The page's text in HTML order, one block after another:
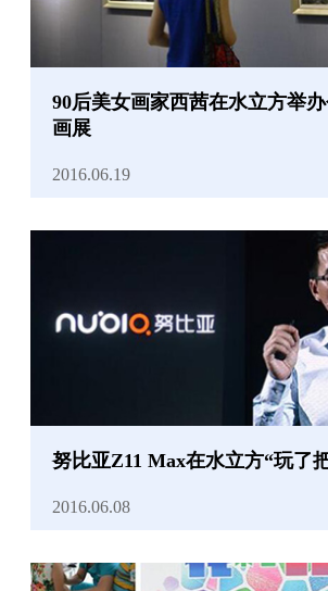
90后美女画家西茜在水立方举
画展
2016.06.19
努比亚Z11 Max在水立方“玩了
2016.06.08